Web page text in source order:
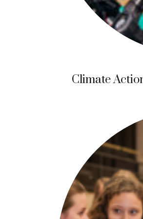
Climate